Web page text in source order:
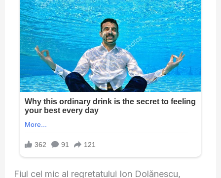
Fiul cel mic al regretatului Ion Dolănescu,